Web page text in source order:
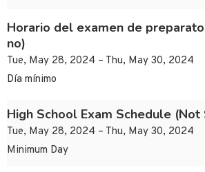
Horario del examen de
no)
Tue, May 28, 2024 – Thu, May 30, 2024
Día mínimo
High School Exam Schedule (Not
Tue, May 28, 2024 – Thu, May 30, 2024
Minimum Day